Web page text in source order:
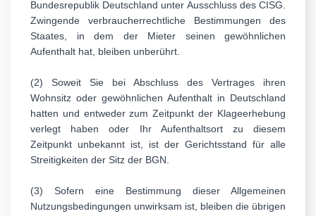
Bundesrepublik Deutschland unter Ausschluss des CISG.
Zwingende verbraucherrechtliche Bestimmungen des
Staates, in dem der Mieter seinen gewöhnlichen
Aufenthalt hat, bleiben unberührt.
(2) Soweit Sie bei Abschluss des Vertrages ihren
Wohnsitz oder gewöhnlichen Aufenthalt in Deutschland
hatten und entweder zum Zeitpunkt der Klageerhebung
verlegt haben oder Ihr Aufenthaltsort zu diesem
Zeitpunkt unbekannt ist, ist der Gerichtsstand für alle
Streitigkeiten der Sitz der BGN.
(3) Sofern eine Bestimmung dieser Allgemeinen
Nutzungsbedingungen unwirksam ist, bleiben die übrigen